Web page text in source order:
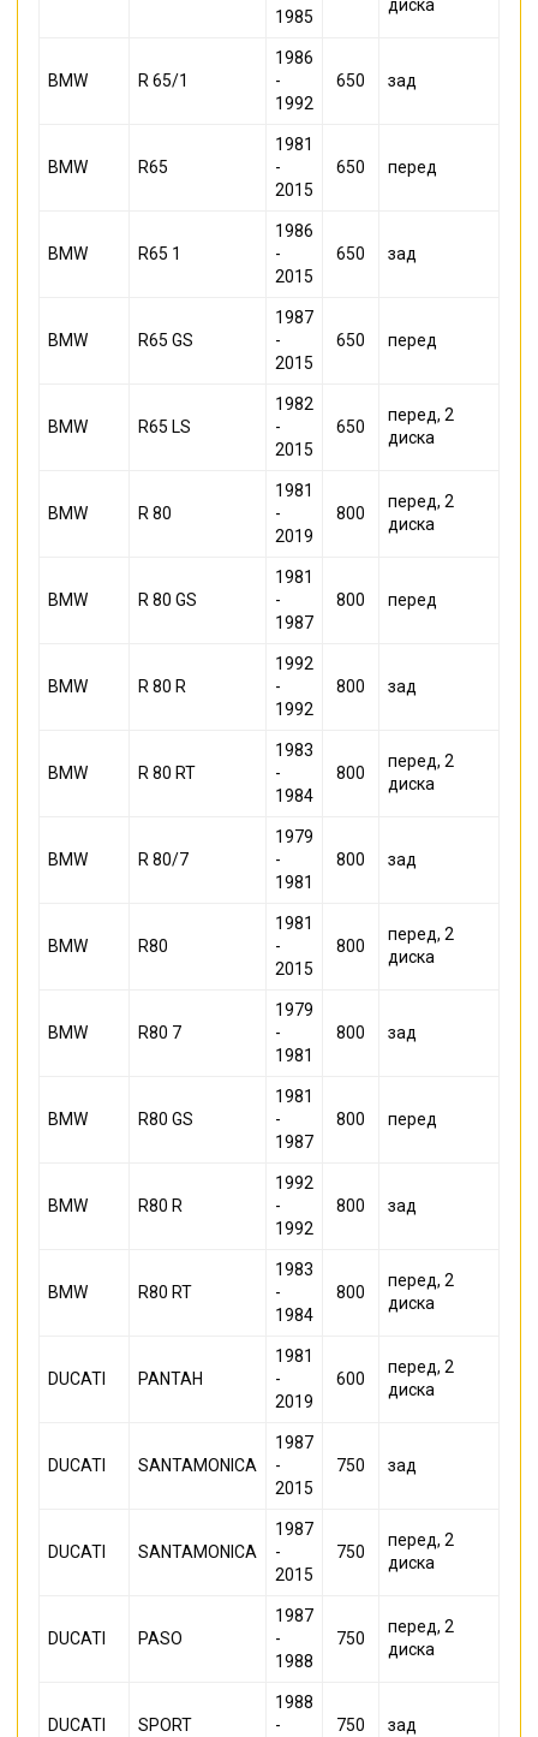
1985
диска
BMW R 65/1
1986
-
1992
650 зад
BMW R65
1981
-
2015
650 перед
BMW R65 1
1986
-
2015
650 зад
BMW R65 GS
1987
-
2015
650 перед
BMW R65 LS
1982
-
2015
650
перед, 2
диска
BMW R 80
1981
-
2019
800
перед, 2
диска
BMW R 80 GS
1981
-
1987
800 перед
BMW R 80 R
1992
-
1992
800 зад
BMW R 80 RT
1983
-
1984
800
перед, 2
диска
BMW R 80/7
1979
-
1981
800 зад
BMW R80
1981
-
2015
800
перед, 2
диска
BMW R80 7
1979
-
1981
800 зад
BMW R80 GS
1981
-
1987
800 перед
BMW R80 R
1992
-
1992
800 зад
BMW R80 RT
1983
-
1984
800
перед, 2
диска
DUCATI PANTAH
1981
-
2019
600
перед, 2
диска
DUCATI SANTAMONICA
1987
-
2015
750 зад
DUCATI SANTAMONICA
1987
-
2015
750
перед, 2
диска
DUCATI PASO
1987
-
1988
750
перед, 2
диска
DUCATI SPORT
1988
-
750 зад